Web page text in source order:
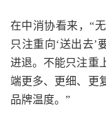
在中消协看来，“
只注重向‘送出去’
进退。不能只注重
端更多、更细、更
品牌温度。”